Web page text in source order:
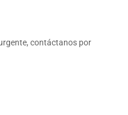
contáctanos por